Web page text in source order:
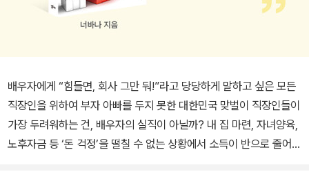
배우자에게 “힘들면, 회사 그만 둬!”라고 당당하게 말하고 싶은 모든
직장인을 위하여 부자 아빠를 두지 못한 대한민국 맞벌이 직장인들이
가장 두려워하는 건, 배우자의 실직이 아닐까? 내 집 마련, 자녀양육,
노후자금 등 ‘돈 걱정’을 떨칠 수 없는 상황에서 소득이 반으로 줄어드